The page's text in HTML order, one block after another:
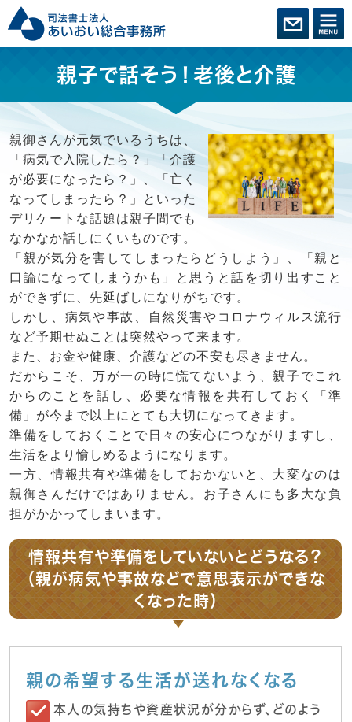
親子で話そう！老後と介護
親御さんが元気でいるうちは、
「病気で入院したら？」「介護
が必要になったら？」、「亡く
なってしまったら？」といった
デリケートな話題は親子間でも
なかなか話しにくいものです。
「親が気分を害してしまったらどうしよう」、「親と
口論になってしまうかも」と思うと話を切り出すこと
ができずに、先延ばしになりがちです。
しかし、病気や事故、自然災害やコロナウィルス流行
など予期せぬことは突然やって来ます。
また、お金や健康、介護などの不安も尽きません。
だからこそ、万が一の時に慌てないよう、親子でこれ
からのことを話し、必要な情報を共有しておく「準
備」が今まで以上にとても大切になってきます。
準備をしておくことで日々の安心につながりますし、
生活をより愉しめるようになります。
一方、情報共有や準備をしておかないと、大変なのは
親御さんだけではありません。お子さんにも多大な負
担がかかってしまいます。
情報共有や準備をしていないとどうなる？
（親が病気や事故などで意思表示ができな
くなった時）
親の希望する生活が送れなくなる
本人の気持ちや資産状況が分からず、どのよう